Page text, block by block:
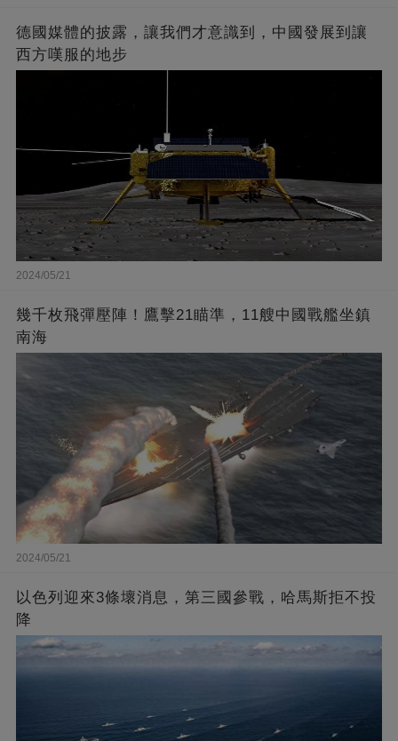
德國媒體的披露，讓我們才意識到，中國發展到讓
西方嘆服的地步
2024/05/21
幾千枚飛彈壓陣！鷹擊21瞄準，11艘中國戰艦坐鎮
南海
2024/05/21
以色列迎來3條壞消息，第三國參戰，哈馬斯拒不投
降